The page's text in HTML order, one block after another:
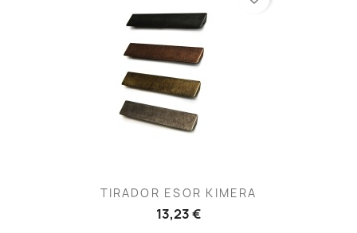
TIRADOR ESOR KIMERA
13,23 €